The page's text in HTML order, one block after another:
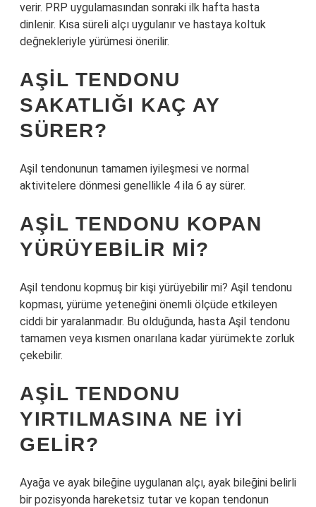
verir. PRP uygulamasından sonraki ilk hafta hasta
dinlenir. Kısa süreli alçı uygulanır ve hastaya koltuk
değnekleriyle yürümesi önerilir.
AŞIL TENDONU
SAKATLIĞI KAÇ AY
SÜRER?
Aşil tendonunun tamamen iyileşmesi ve normal
aktivitelere dönmesi genellikle 4 ila 6 ay sürer.
AŞIL TENDONU KOPAN
YÜRÜYEBILIR MI?
Aşil tendonu kopmuş bir kişi yürüyebilir mi? Aşil tendonu
kopması, yürüme yeteneğini önemli ölçüde etkileyen
ciddi bir yaralanmadır. Bu olduğunda, hasta Aşil tendonu
tamamen veya kısmen onarılana kadar yürümekte zorluk
çekebilir.
AŞIL TENDONU
YIRTILMASINA NE IYI
GELIR?
Ayağa ve ayak bileğine uygulanan alçı, ayak bileğini belirli
bir pozisyonda hareketsiz tutar ve kopan tendonun